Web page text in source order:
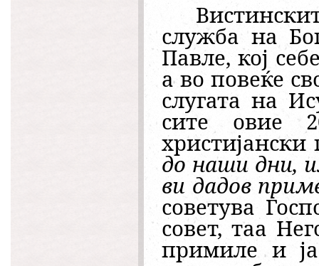
служба на
Павле, кој
а во повеќе
слугата на
сите овие
до наши дни,
ви дадов
советува
совет, таа
примиле и ја